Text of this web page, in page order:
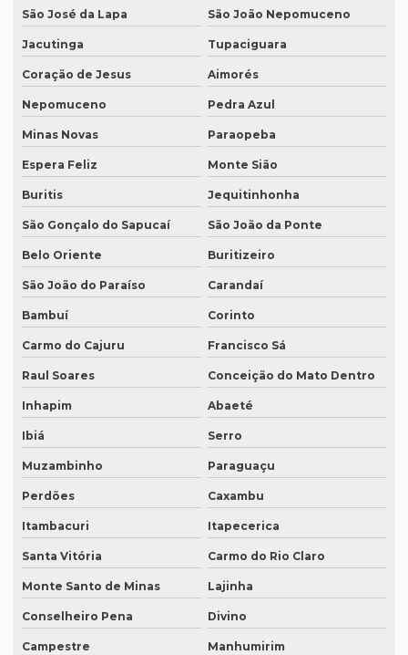
Equipamentos necessários para tradução simultânea
Equipamentos de tradução simultânea sp
Interpretação simultânea
Intérprete alemão profissional
Intérprete para congressos
Intérprete consecutivo
Intérprete de coreano em são paulo
Intérprete de espanhol em brasília
Intérprete de espanhol em campinas
Intérprete de espanhol em curitiba
Intérprete de espanhol em porto alegre
Intérprete para eventos
Intérprete de inglês em campinas
Intérprete de inglês em curitiba
Intérprete de inglês em porto alegre
Intérprete de inglês português
Interprete de italiano profissional
Intérprete japonês português
São José da Lapa São João Nepomuceno
Jacutinga Tupaciguara
Coração de Jesus Aimorés
Nepomuceno Pedra Azul
Minas Novas Paraopeba
Espera Feliz Monte Sião
Buritis Jequitinhonha
São Gonçalo do Sapucaí São João da Ponte
Belo Oriente Buritizeiro
São João do Paraíso Carandaí
Bambuí Corinto
Carmo do Cajuru Francisco Sá
Raul Soares Conceição do Mato Dentro
Inhapim Abaeté
Ibiá Serro
Muzambinho Paraguaçu
Perdões Caxambu
Itambacuri Itapecerica
Santa Vitória Carmo do Rio Claro
Monte Santo de Minas Lajinha
Conselheiro Pena Divino
Campestre Manhumirim